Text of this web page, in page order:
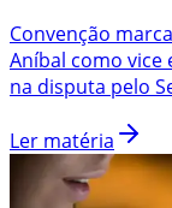
Convenção
Aníbal como vice
na disputa pelo
Ler matéria